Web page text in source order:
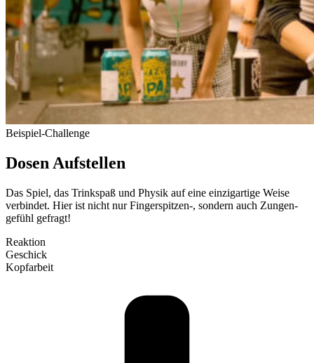
Bei­spiel-Challenge
Dosen Auf­stellen
Das Spiel, das Trinkspaß und Physik auf eine ein­zig­artige Weise
ver­bindet. Hier ist nicht nur Fingerspitzen‑, sondern auch Zun­gen­
gefühl gefragt!
Reaktion
Geschick
Kopf­arbeit